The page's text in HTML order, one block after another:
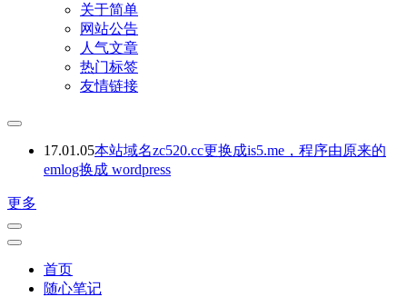
关于简单
网站公告
人气文章
热门标签
友情链接
17.01.05本站域名zc520.cc更换成is5.me，程序由原来的
emlog换成 wordpress
更多
首页
随心笔记